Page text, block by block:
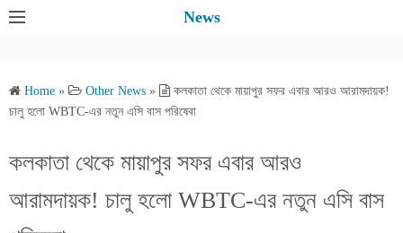
News
Home » Other News »
কলকাতা থেকে মায়াপুর সফর এবার আরও আরামদায়ক!
চালু হলো WBTC-এর নতুন এসি বাস পরিষেবা
কলকাতা থেকে মায়াপুর সফর এবার আরও
আরামদায়ক! চালু হলো WBTC-এর নতুন এসি বাস